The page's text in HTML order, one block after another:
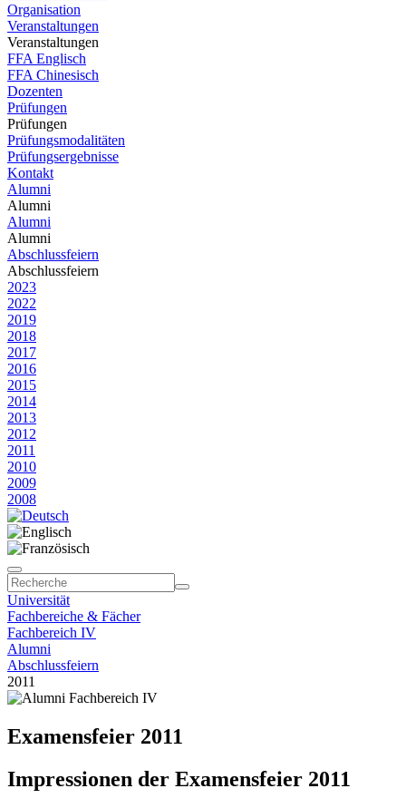
Organisation
Veranstaltungen
Veranstaltungen
FFA Englisch
FFA Chinesisch
Dozenten
Prüfungen
Prüfungen
Prüfungsmodalitäten
Prüfungsergebnisse
Kontakt
Alumni
Alumni
Alumni
Alumni
Abschlussfeiern
Abschlussfeiern
2023
2022
2019
2018
2017
2016
2015
2014
2013
2012
2011
2010
2009
2008
Universität
Fachbereiche & Fächer
Fachbereich IV
Alumni
Abschlussfeiern
2011
Examensfeier 2011
Impressionen der Examensfeier 2011